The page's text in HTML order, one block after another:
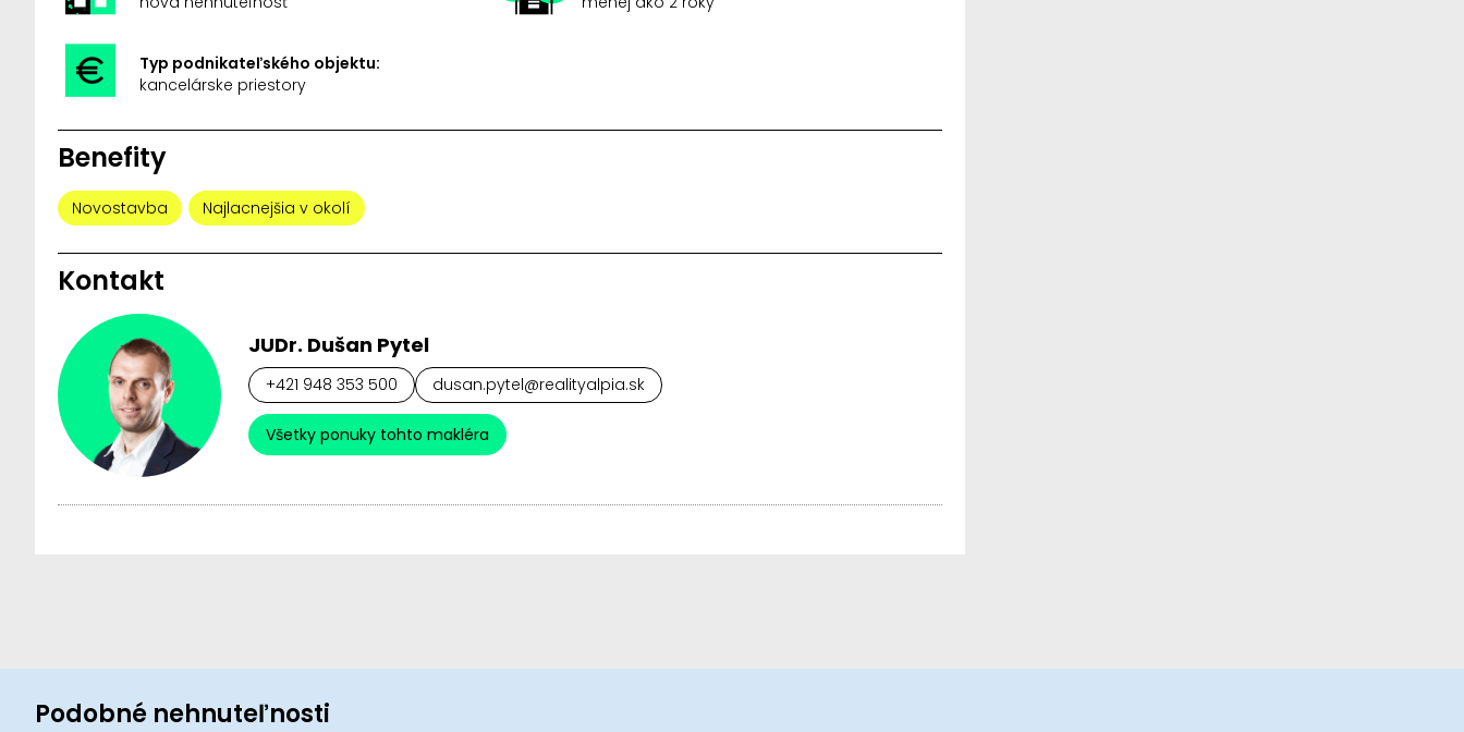
Typ podnikateľského objektu:
kancelárske priestory
Benefity
Novostavba Najlacnejšia v okolí
Kontakt
JUDr. Dušan Pytel
+421 948 353 500 dusan.pytel@realityalpia.sk
Všetky ponuky tohto makléra
Podobné nehnuteľnosti